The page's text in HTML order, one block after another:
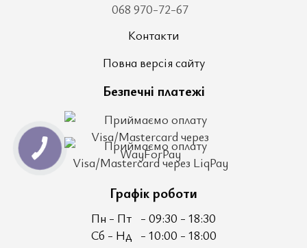
068 970-72-67
Контакти
Повна версія сайту
Безпечні платежі
Графік роботи
Пн - Пт - 09:30 - 18:30
Сб - Нд - 10:00 - 18:00